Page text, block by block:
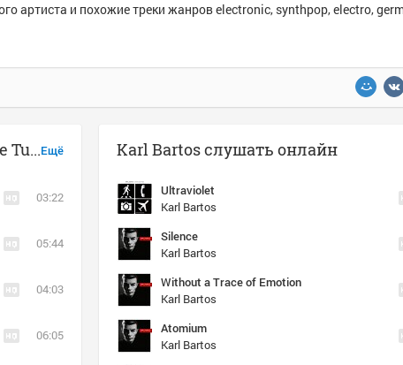
артиста и похожие треки жанров electronic, synthpop, electro,
Ещё
Музыка похожая на Karl Bartos - The Tuning of the World
03:22
05:44
04:03
06:05
Karl Bartos слушать онлайн
Ultraviolet
Karl Bartos
Silence
Karl Bartos
Without a Trace of Emotion
Karl Bartos
Atomium
Karl Bartos